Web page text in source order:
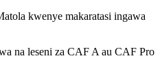
kwenye makaratasi ingawa
na leseni za CAF A au CAF Pro